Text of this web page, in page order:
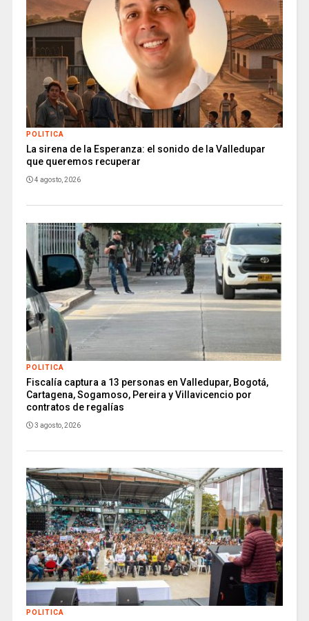
POLITICA
La sirena de la Esperanza: el sonido de la Valledupar
que queremos recuperar
4 agosto, 2026
POLITICA
Fiscalía captura a 13 personas en Valledupar, Bogotá,
Cartagena, Sogamoso, Pereira y Villavicencio por
contratos de regalías
3 agosto, 2026
POLITICA